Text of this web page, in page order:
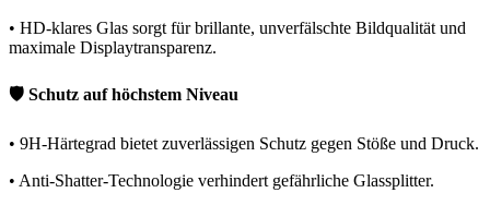
• HD-klares Glas sorgt für brillante, unverfälschte Bildqualität und
maximale Displaytransparenz.
🛡️ Schutz auf höchstem Niveau
• 9H-Härtegrad bietet zuverlässigen Schutz gegen Stöße und Druck.
• Anti-Shatter-Technologie verhindert gefährliche Glassplitter.